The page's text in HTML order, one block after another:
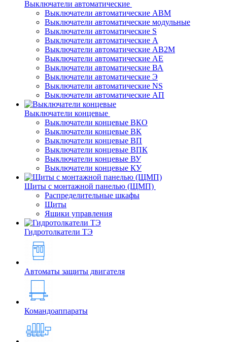
Выключатели автоматические
Выключатели автоматические АВМ
Выключатели автоматические модульные
Выключатели автоматические S
Выключатели автоматические А
Выключатели автоматические АВ2М
Выключатели автоматические АЕ
Выключатели автоматические ВА
Выключатели автоматические Э
Выключатели автоматические NS
Выключатели автоматические АП
Выключатели концевые
Выключатели концевые ВКО
Выключатели концевые ВК
Выключатели концевые ВП
Выключатели концевые ВПК
Выключатели концевые ВУ
Выключатели концевые КУ
Щиты с монтажной панелью (ЩМП)
Распределительные шкафы
Щиты
Ящики управления
Гидротолкатели ТЭ
Автоматы защиты двигателя
Командоаппараты